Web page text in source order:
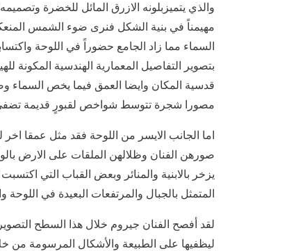
والذي يتميزبلونه الازرق المائل للخضرة
مهيمناً في بنية الشكل فنرى ضوء الشمس
السماء مما زاد الجامع حضوراً في اللوحة
بتصوير التفاصيل المعمارية الهندسية المكونة
قدسية المكان وايضا العمق فيما يخص السماء
مصورا شجرة تتوسط شواخص لقبورٍ قديمة تضفي
اما الجانب الايسر من اللوحة فقد مثل عمقا
صورهن الفنان وظلالهن الملقات على الارض
يزخر بالابنية والمنائر وبعض القباب التي
المتمثل بالجبال والمرتفعات البعيدة في
لقد أفصح الفنان جيروم خلال هذا السطح
ليظفيها على الطبيعة والأشكال المرسومة من